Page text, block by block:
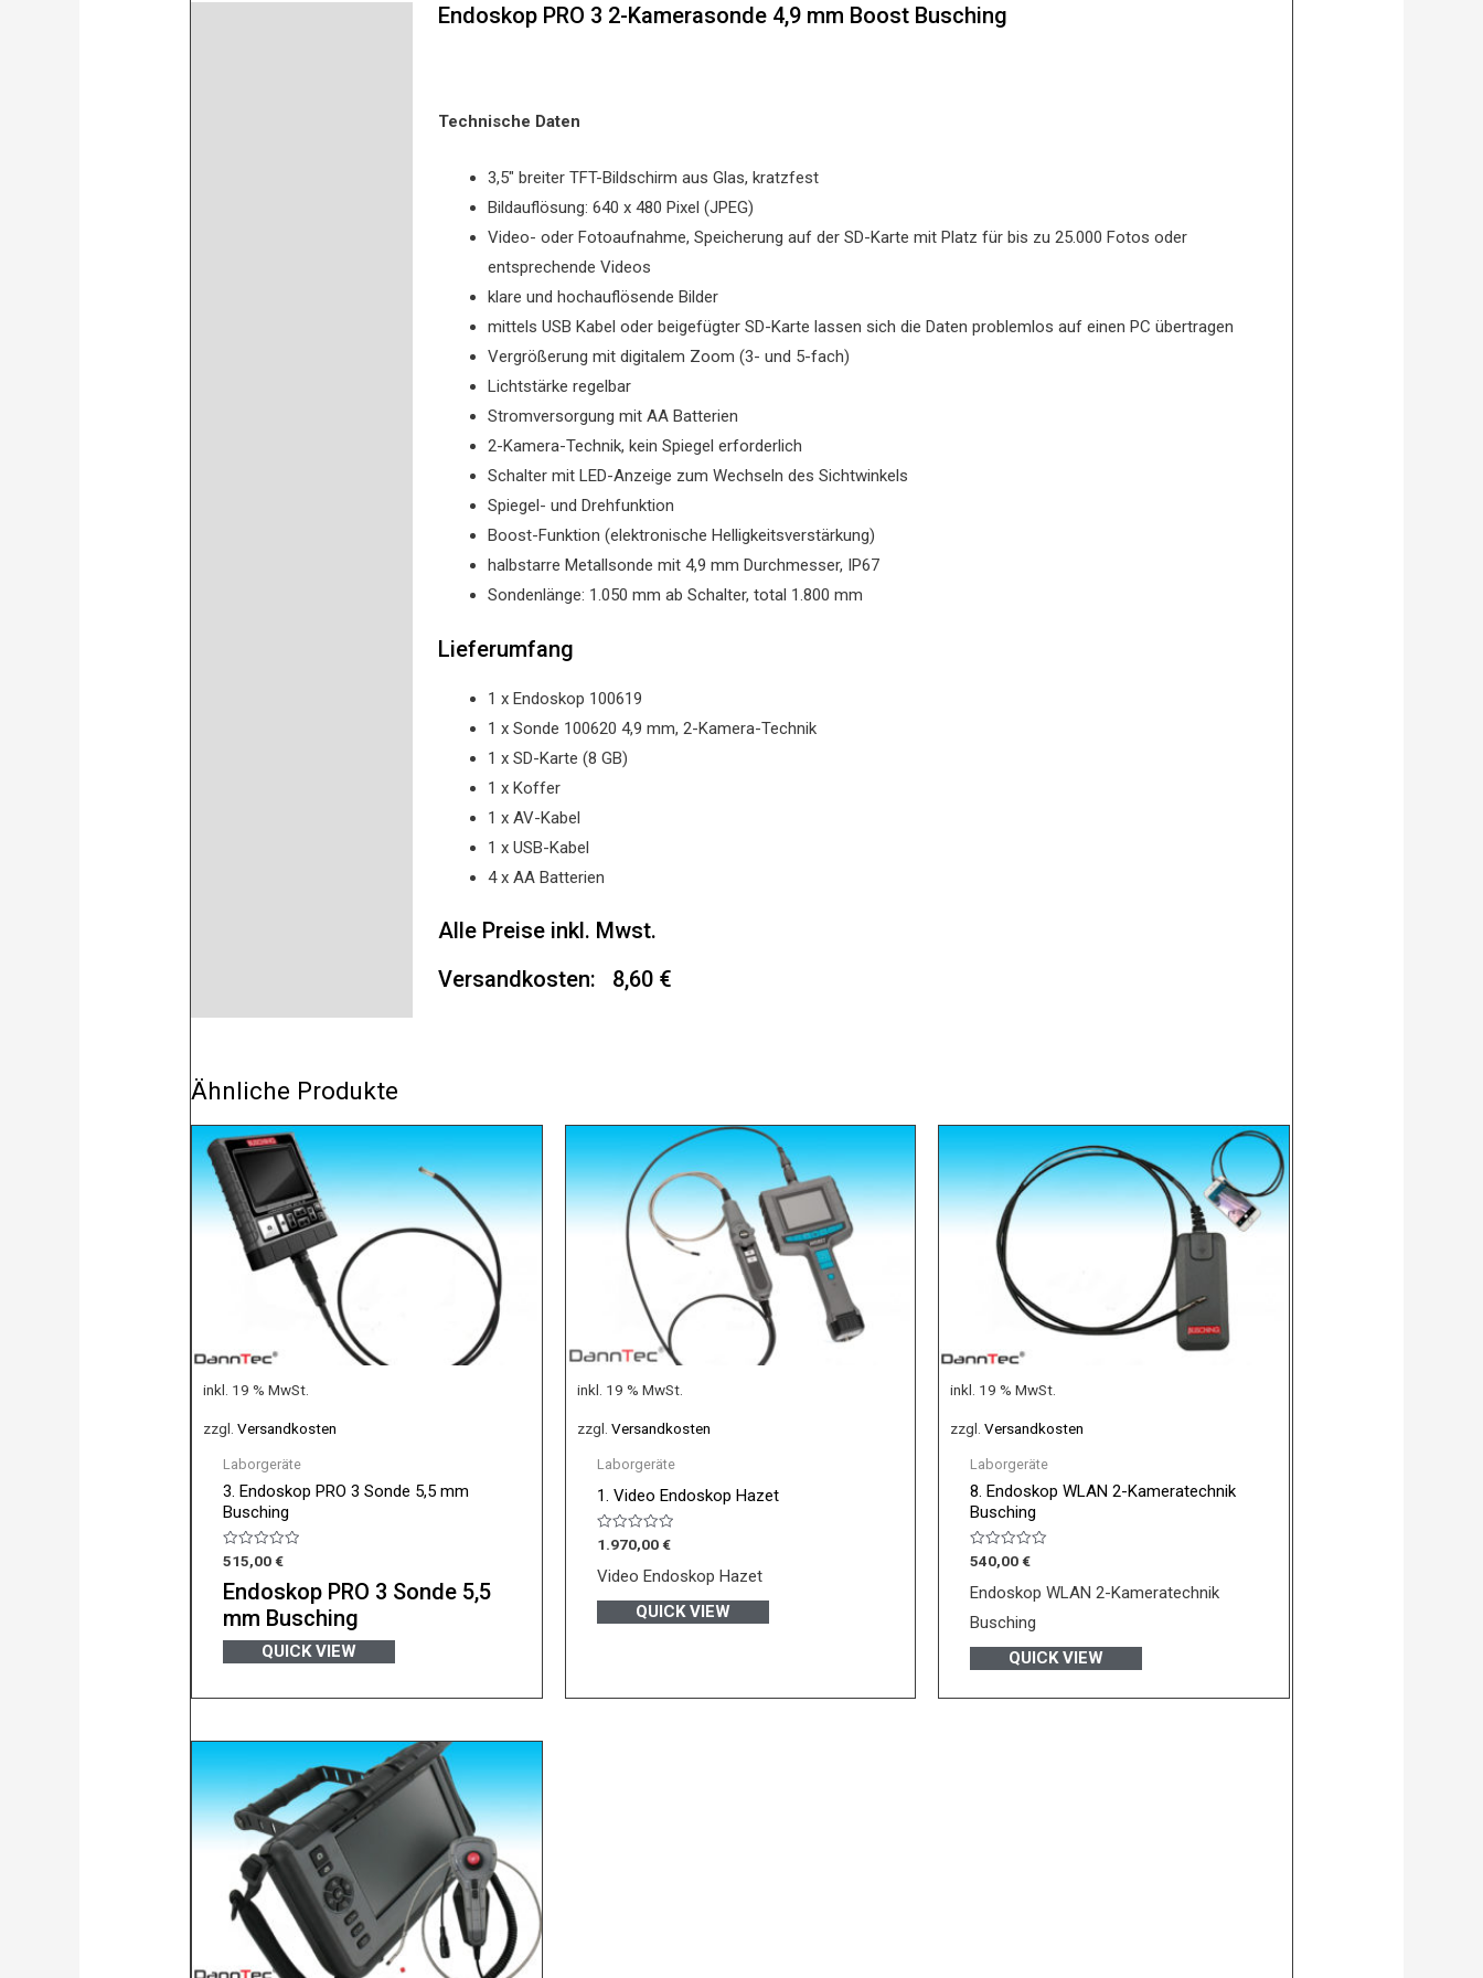
Endoskop PRO 3 2-Kamerasonde 4,9 mm Boost Busching
Technische Daten
3,5″ breiter TFT-Bildschirm aus Glas, kratzfest
Bildauflösung: 640 x 480 Pixel (JPEG)
Video- oder Fotoaufnahme, Speicherung auf der SD-Karte mit Platz für bis zu 25.000 Fotos oder
entsprechende Videos
klare und hochauflösende Bilder
mittels USB Kabel oder beigefügter SD-Karte lassen sich die Daten problemlos auf einen PC übertragen
Vergrößerung mit digitalem Zoom (3- und 5-fach)
Lichtstärke regelbar
Stromversorgung mit AA Batterien
2-Kamera-Technik, kein Spiegel erforderlich
Schalter mit LED-Anzeige zum Wechseln des Sichtwinkels
Spiegel- und Drehfunktion
Boost-Funktion (elektronische Helligkeitsverstärkung)
halbstarre Metallsonde mit 4,9 mm Durchmesser, IP67
Sondenlänge: 1.050 mm ab Schalter, total 1.800 mm
Lieferumfang
1 x Endoskop 100619
1 x Sonde 100620 4,9 mm, 2-Kamera-Technik
1 x SD-Karte (8 GB)
1 x Koffer
1 x AV-Kabel
1 x USB-Kabel
4 x AA Batterien
Alle Preise inkl. Mwst.
Versandkosten: 8,60 €
Ähnliche Produkte
inkl. 19 % MwSt.
zzgl.Versandkosten
Laborgeräte
3. Endoskop PRO 3 Sonde 5,5 mm
Busching
Bewertet
0
von
5
515,00 €
Endoskop PRO 3 Sonde 5,5
mm Busching
QUICK VIEW
inkl. 19 % MwSt.
zzgl. Versandkosten
Laborgeräte
1. Video Endoskop Hazet
Bewertet
0
von
1.970,00 €
Video Endoskop Hazet
QUICK VIEW
inkl. 19 % MwSt.
zzgl.Versandkosten
Laborgeräte
8. Endoskop WLAN 2-Kameratechnik
Busching
Bewertet
0
von
540,00 €
Endoskop WLAN 2-Kameratechnik
Busching
QUICK VIEW